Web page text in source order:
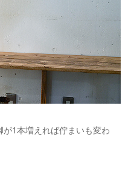
1本増えれば佇まいも変わ